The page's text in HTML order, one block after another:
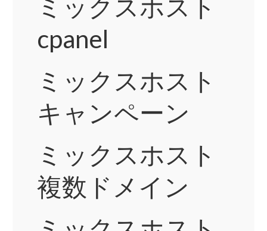
ミックスホスト
cpanel
ミックスホスト
キャンペーン
ミックスホスト
複数ドメイン